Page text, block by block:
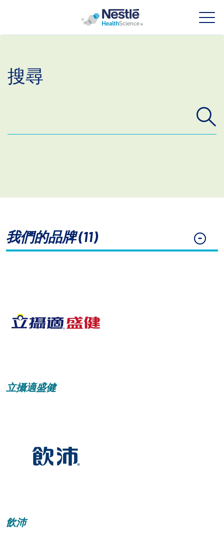
我們的專業
黑暗 / 明亮模式
搜尋
我們的品牌 (11)
立攝適盛健
飲沛